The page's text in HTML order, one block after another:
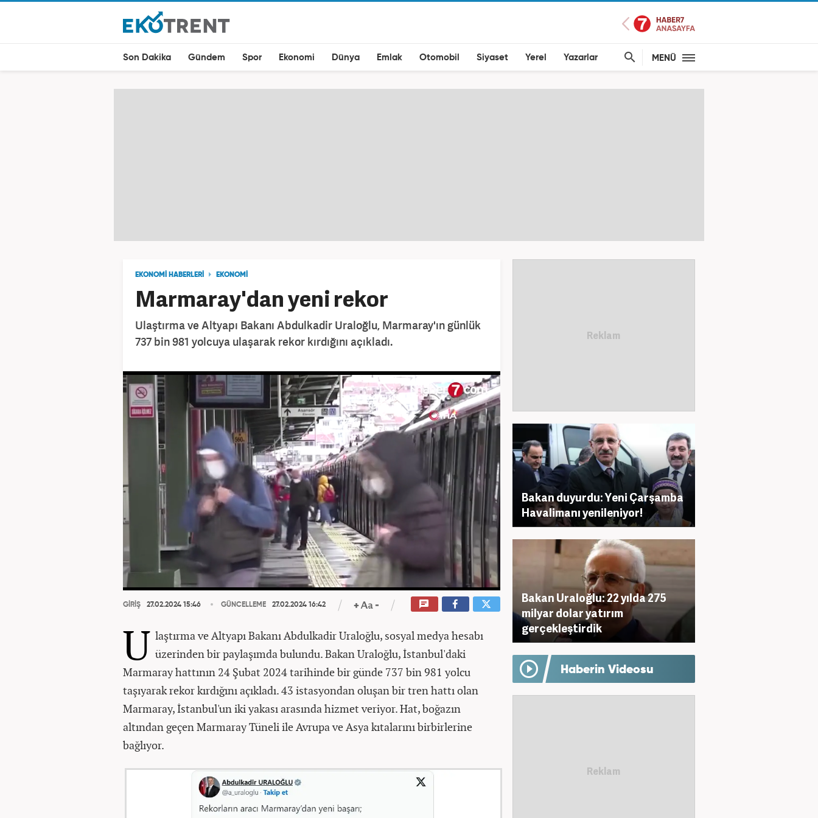
Son Dakika Gündem Spor Ekonomi Dünya Emlak Otomobil Siyaset Yerel Yazarlar MENÜ
EKONOMİ HABERLERİ EKONOMİ
Marmaray'dan yeni rekor
Ulaştırma ve Altyapı Bakanı Abdulkadir Uraloğlu, Marmaray'ın günlük
737 bin 981 yolcuya ulaşarak rekor kırdığını açıkladı.
GİRİŞ 27.02.2024 15:46 GÜNCELLEME 27.02.2024 16:42
U laştırma ve Altyapı Bakanı Abdulkadir Uraloğlu, sosyal medya hesabı
üzerinden bir paylaşımda bulundu. Bakan Uraloğlu, İstanbul'daki
Marmaray hattının 24 Şubat 2024 tarihinde bir günde 737 bin 981 yolcu
taşıyarak rekor kırdığını açıkladı. 43 istasyondan oluşan bir tren hattı olan
Marmaray, İstanbul'un iki yakası arasında hizmet veriyor. Hat, boğazın
altından geçen Marmaray Tüneli ile Avrupa ve Asya kıtalarını birbirlerine
bağlıyor.
Bakan duyurdu: Yeni Çarşamba
Havalimanı yenileniyor!
Bakan Uraloğlu: 22 yılda 275
milyar dolar yatırım
gerçekleştirdik
Haberin Videosu